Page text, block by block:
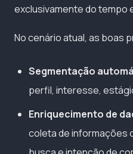
exclusivamente do tempo
No cenário atual, as boas
Segmentação
perfil, interesse,
Enriquecimento de
coleta de informações